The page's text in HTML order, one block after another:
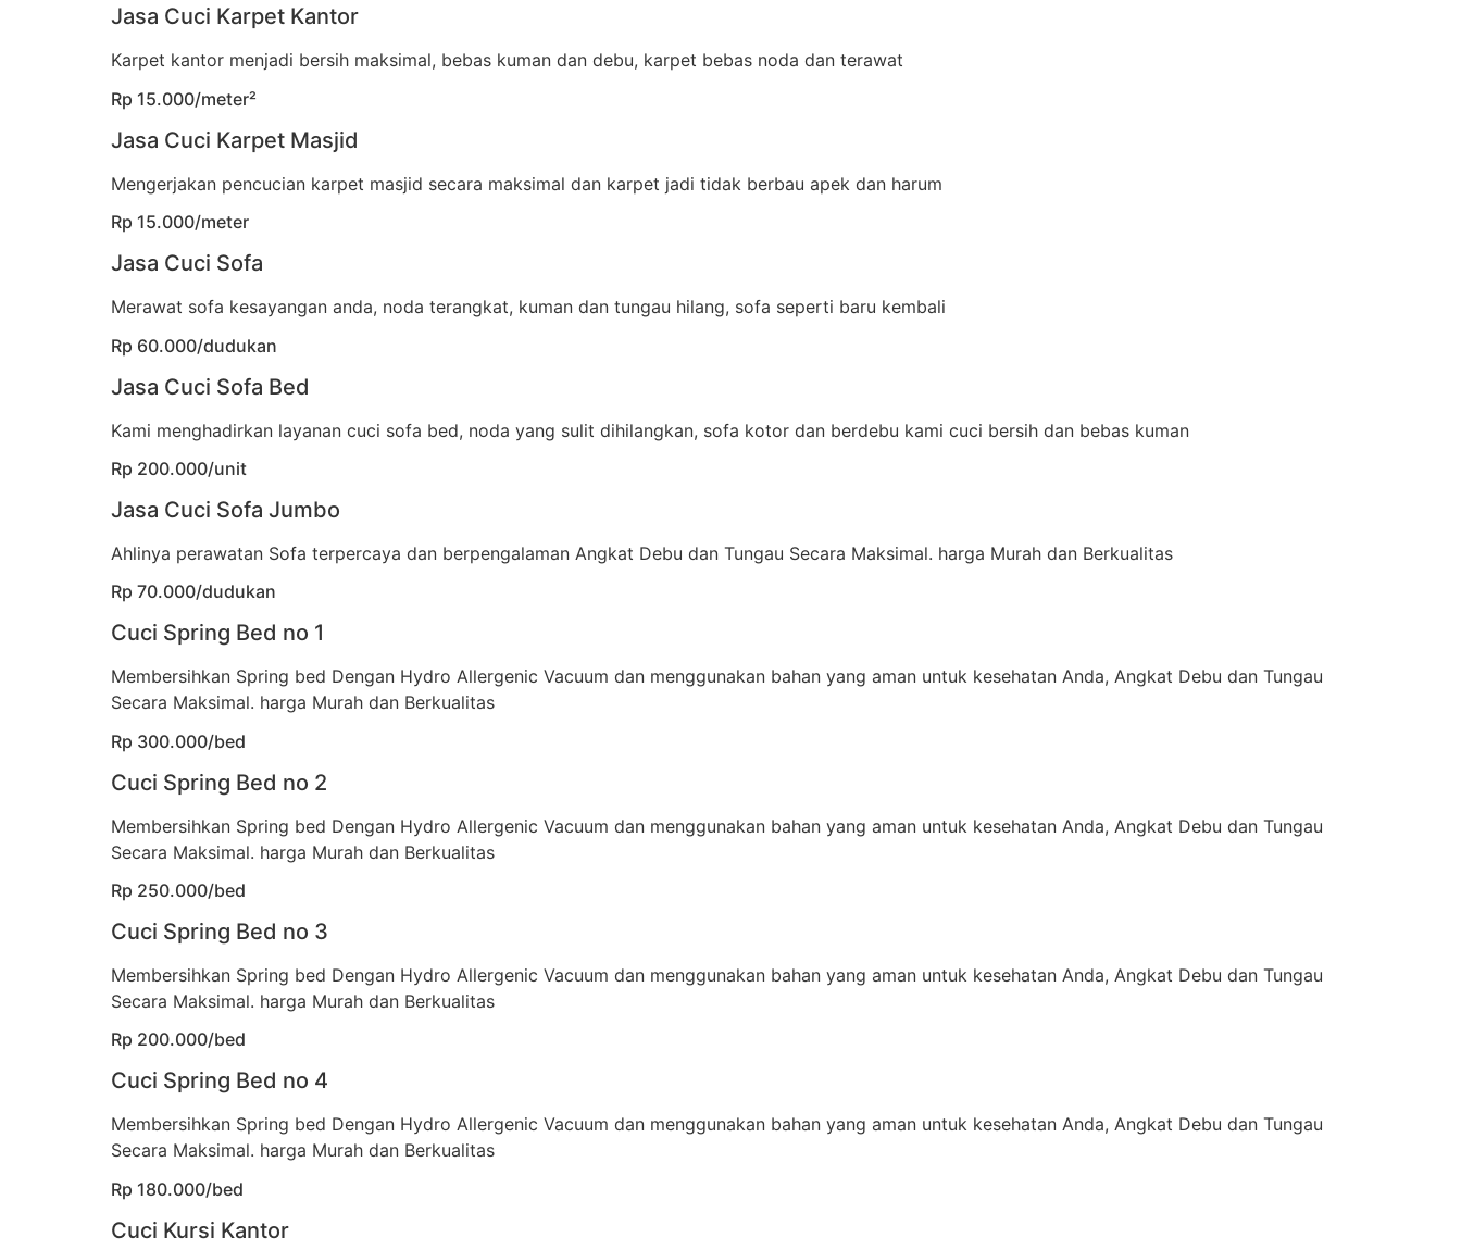
Jasa Cuci Karpet Kantor
Karpet kantor menjadi bersih maksimal, bebas kuman dan debu, karpet bebas noda dan terawat
Rp 15.000/meter²
Jasa Cuci Karpet Masjid
Mengerjakan pencucian karpet masjid secara maksimal dan karpet jadi tidak berbau apek dan harum
Rp 15.000/meter
Jasa Cuci Sofa
Merawat sofa kesayangan anda, noda terangkat, kuman dan tungau hilang, sofa seperti baru kembali
Rp 60.000/dudukan
Jasa Cuci Sofa Bed
Kami menghadirkan layanan cuci sofa bed, noda yang sulit dihilangkan, sofa kotor dan berdebu kami cuci bersih dan bebas kuman
Rp 200.000/unit
Jasa Cuci Sofa Jumbo
Ahlinya perawatan Sofa terpercaya dan berpengalaman Angkat Debu dan Tungau Secara Maksimal. harga Murah dan Berkualitas
Rp 70.000/dudukan
Cuci Spring Bed no 1
Membersihkan Spring bed Dengan Hydro Allergenic Vacuum dan menggunakan bahan yang aman untuk kesehatan Anda, Angkat Debu dan Tungau
Secara Maksimal. harga Murah dan Berkualitas
Rp 300.000/bed
Cuci Spring Bed no 2
Membersihkan Spring bed Dengan Hydro Allergenic Vacuum dan menggunakan bahan yang aman untuk kesehatan Anda, Angkat Debu dan Tungau
Secara Maksimal. harga Murah dan Berkualitas
Rp 250.000/bed
Cuci Spring Bed no 3
Membersihkan Spring bed Dengan Hydro Allergenic Vacuum dan menggunakan bahan yang aman untuk kesehatan Anda, Angkat Debu dan Tungau
Secara Maksimal. harga Murah dan Berkualitas
Rp 200.000/bed
Cuci Spring Bed no 4
Membersihkan Spring bed Dengan Hydro Allergenic Vacuum dan menggunakan bahan yang aman untuk kesehatan Anda, Angkat Debu dan Tungau
Secara Maksimal. harga Murah dan Berkualitas
Rp 180.000/bed
Cuci Kursi Kantor